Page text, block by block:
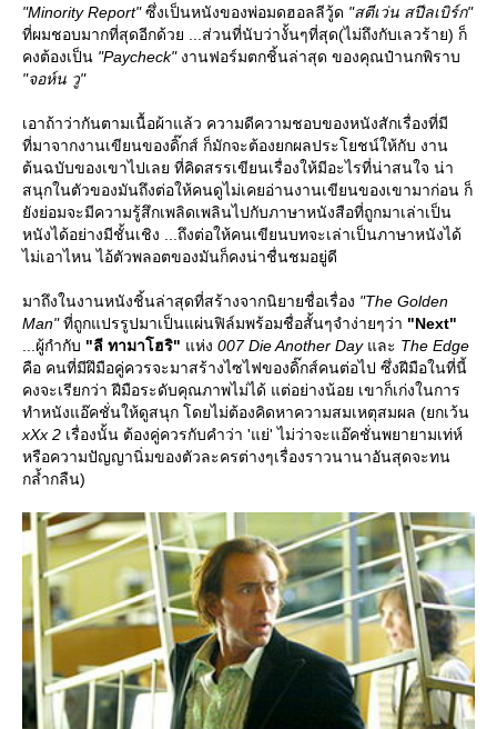
"Minority Report"ซึ่งเป็นหนังของพ่อมดฮอลลีวู้ด "สตีเว่น สปีลเบิร์ก"
ที่ผมชอบมากที่สุดอีกด้วย ...ส่วนที่นับว่างั้นๆที่สุด(ไม่ถึงกับเลวร้าย) ก็
คงต้องเป็น "Paycheck"งานฟอร์มตกชิ้นล่าสุด ของคุณป๋านกพิราบ
"จอห์น วู"
เอาถ้าว่ากันตามเนื้อผ้าแล้ว ความดีความชอบของหนังสักเรื่องที่มี
ที่มาจากงานเขียนของดิ๊กส์ ก็มักจะต้องยกผลประโยชน์ให้กับ งาน
ต้นฉบับของเขาไปเลย ที่คิดสรรเขียนเรื่องให้มีอะไรที่น่าสนใจ น่า
สนุกในตัวของมันถึงต่อให้คนดูไม่เคยอ่านงานเขียนของเขามาก่อน ก็
ังย่อมจะมีความรู้สึกเพลิดเพลินไปกับภาษาหนังสือที่ถูกมาเล่าเป็น
หนังได้อย่างมีชั้นเชิง ...ถึงต่อให้คนเขียนบทจะเล่าเป็นภาษาหนังได้
ไม่เอาไหน ไอ้ตัวพลอตของมันก็คงน่าชื่นชมอยู่ดี
มาถึงในงานหนังชิ้นล่าสุดที่สร้างจากนิยายชื่อเรื่อง "The Golden
Man"ที่ถูกแปรรูปมาเป็นแผ่นฟิล์มพร้อมชื่อสั้นๆจำง่ายๆว่า "Next"
...ผู้กำกับ "ลี ทามาโฮริ" ห่ง 007 Die Another Dayละ The Edge
คือ คนที่มีฝึมือคู่ควรจะมาสร้างไซไฟของดิ๊กส์คนต่อไป ซึ่งฝีมือในที่นี้
คงจะเรียกว่า ฝีมือระดับคุณภาพไม่ได้ แต่อย่างน้อย เขาก็เก่งในการ
ทำหนังแอ๊คชั่นให้ดูสนุก โดยไม่ต้องคิดหาความสมเหตุสมผล (ยกเว้น
xXx 2 เรื่องนั้น ต้องคู่ควรกับคำว่า 'แย่' ไม่ว่าจะแอ๊คชั่นพยายามเท่ห์
หรือความปัญญานิ่มของตัวละครต่างๆเรื่องราวนานาอันสุดจะทน
กล้ำกลืน)